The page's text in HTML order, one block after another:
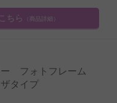
ちら （商品詳細）
ー フォトフレーム
タイプ